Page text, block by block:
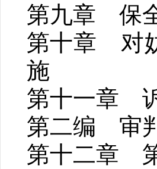
第九章 保
第十章 对
施
第十一章
第二编 审
第十二章